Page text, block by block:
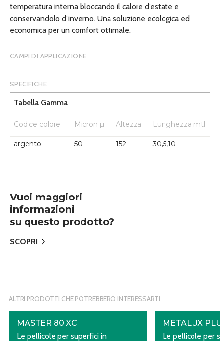
temperatura interna bloccando il calore d’estate e
conservandolo d’inverno. Una soluzione ecologica ed
economica per un comfort ottimale.
CAMPI DI APPLICAZIONE
SPECIFICHE
Tabella Gamma
Codice colore Micron µ Altezza Lunghezza mtl
argento 50 152 30,5,10
Vuoi maggiori
informazioni
su questo prodotto?
SCOPRI
ALTRI PRODOTTI CHE POTREBBERO INTERESSARTI
MASTER 80 XC
Le pellicole per superfici in
METALUX
Le pellicole per